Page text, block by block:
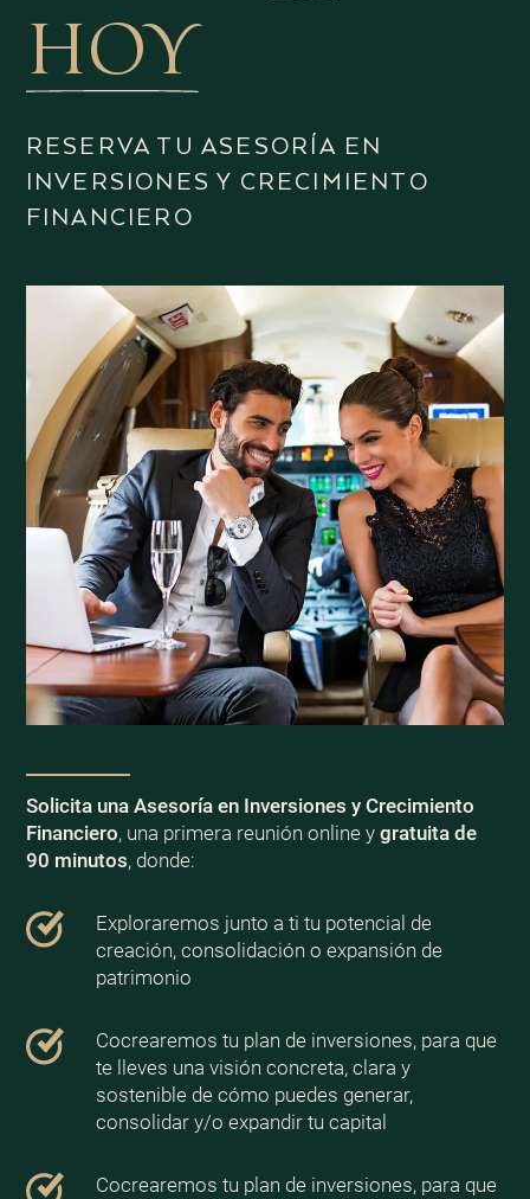
HOY
RESERVA TU ASESORÍA EN
INVERSIONES Y CRECIMIENTO
FINANCIERO
Solicita una Asesoría en Inversiones y Crecimiento
Financiero, una primera reunión online y gratuita de
90 minutos, donde:
Exploraremos junto a ti tu potencial de
creación, consolidación o expansión de
patrimonio
Cocrearemos tu plan de inversiones, para que
te lleves una visión concreta, clara y
sostenible de cómo puedes generar,
consolidar y/o expandir tu capital
Cocrearemos tu plan de inversiones, para que